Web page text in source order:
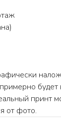
будет
принт
от фото.